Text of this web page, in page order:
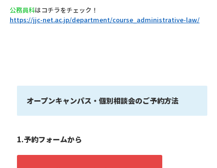
公務員科はコチラをチェック！
https://jjc-net.ac.jp/department/course_administrative-law/
オープンキャンパス・個別相談会のご予約方法
1.予約フォームから